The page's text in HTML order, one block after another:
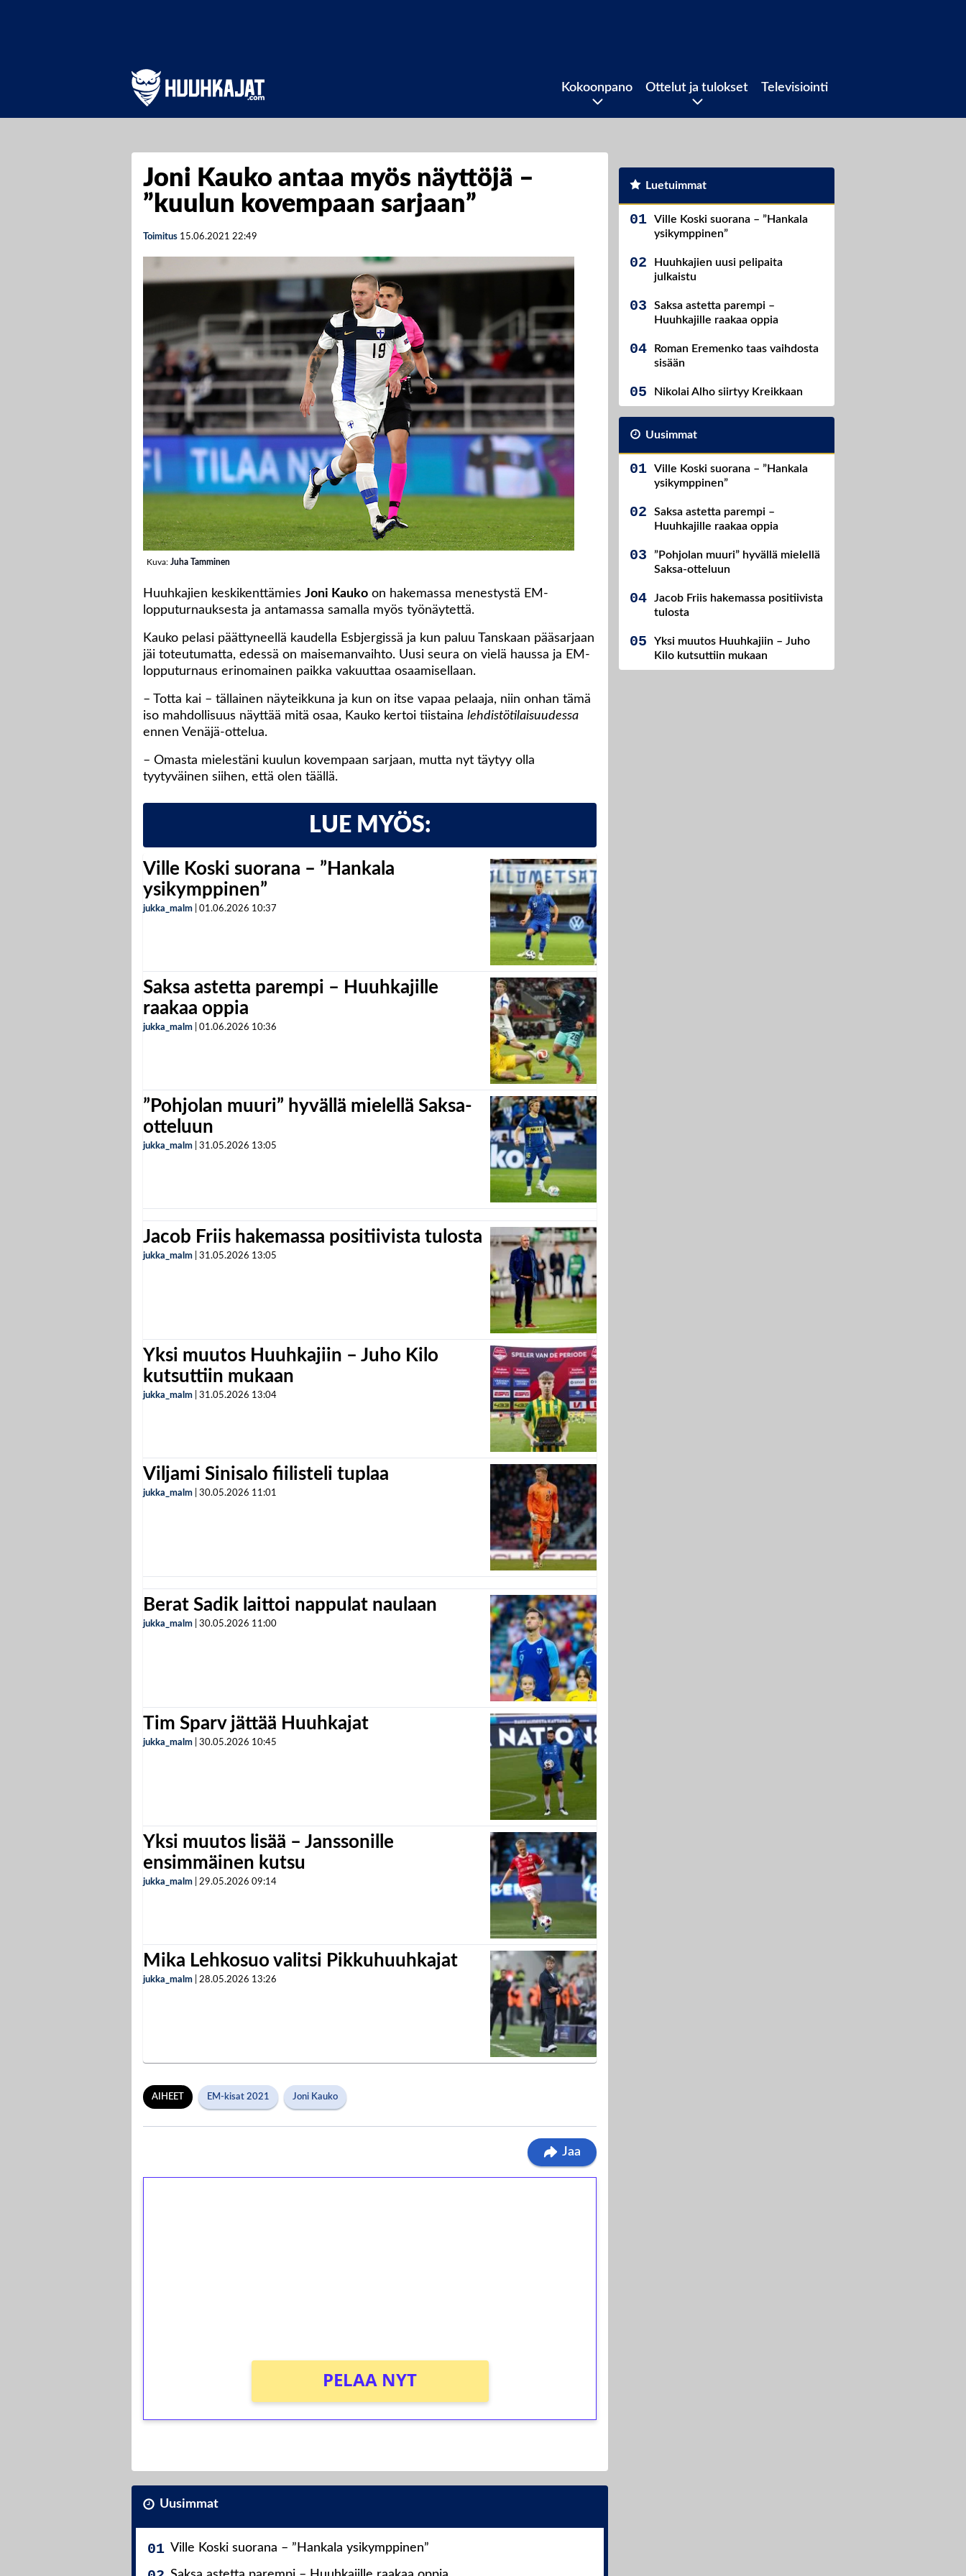
Kokoonpano Ottelut ja tulokset Televisiointi
Joni Kauko antaa myös näyttöjä –
”kuulun kovempaan sarjaan”
Toimitus 15.06.2021 22:49
Kuva: Juha Tamminen
Huuhkajien keskikenttämies Joni Kauko on hakemassa menestystä EM-
lopputurnauksesta ja antamassa samalla myös työnäytettä.
Kauko pelasi päättyneellä kaudella Esbjergissä ja kun paluu Tanskaan pääsarjaan
jäi toteutumatta, edessä on maisemanvaihto. Uusi seura on vielä haussa ja EM-
lopputurnaus erinomainen paikka vakuuttaa osaamisellaan.
– Totta kai – tällainen näyteikkuna ja kun on itse vapaa pelaaja, niin onhan tämä
iso mahdollisuus näyttää mitä osaa, Kauko kertoi tiistaina lehdistötilaisuudessa
ennen Venäjä-ottelua.
– Omasta mielestäni kuulun kovempaan sarjaan, mutta nyt täytyy olla
tyytyväinen siihen, että olen täällä.
LUE MYÖS:
Ville Koski suorana – ”Hankala
ysikymppinen”
jukka_malm 01.06.2026 10:37
Saksa astetta parempi – Huuhkajille
raakaa oppia
jukka_malm 01.06.2026 10:36
”Pohjolan muuri” hyvällä mielellä Saksa-
otteluun
jukka_malm 31.05.2026 13:05
Jacob Friis hakemassa positiivista tulosta
jukka_malm 31.05.2026 13:05
Yksi muutos Huuhkajiin – Juho Kilo
kutsuttiin mukaan
jukka_malm 31.05.2026 13:04
Viljami Sinisalo fiilisteli tuplaa
jukka_malm 30.05.2026 11:01
Berat Sadik laittoi nappulat naulaan
jukka_malm 30.05.2026 11:00
Tim Sparv jättää Huuhkajat
jukka_malm 30.05.2026 10:45
Yksi muutos lisää – Janssonille
ensimmäinen kutsu
jukka_malm 29.05.2026 09:14
Mika Lehkosuo valitsi Pikkuhuuhkajat
jukka_malm 28.05.2026 13:26
AIHEET EM-kisat 2021 Joni Kauko
Jaa
PELAA NYT
Uusimmat
Ville Koski suorana – ”Hankala ysikymppinen”
Luetuimmat
Ville Koski suorana – ”Hankala
ysikymppinen”
Huuhkajien uusi pelipaita
julkaistu
Saksa astetta parempi –
Huuhkajille raakaa oppia
Roman Eremenko taas vaihdosta
sisään
Nikolai Alho siirtyy Kreikkaan
Uusimmat
Ville Koski suorana – ”Hankala
ysikymppinen”
Saksa astetta parempi –
Huuhkajille raakaa oppia
”Pohjolan muuri” hyvällä mielellä
Saksa-otteluun
Jacob Friis hakemassa positiivista
tulosta
Yksi muutos Huuhkajiin – Juho
Kilo kutsuttiin mukaan